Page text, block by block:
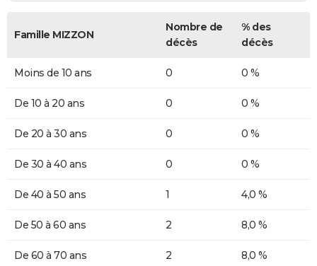
Famille MIZZON
Nombre de
décès
% des
décès
Moins de 10 ans 0 0 %
De 10 à 20 ans 0 0 %
De 20 à 30 ans 0 0 %
De 30 à 40 ans 0 0 %
De 40 à 50 ans 1 4,0 %
De 50 à 60 ans 2 8,0 %
De 60 à 70 ans 2 8,0 %